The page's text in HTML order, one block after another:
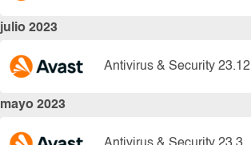
julio 2023
Antivirus & Security 23.12
mayo 2023